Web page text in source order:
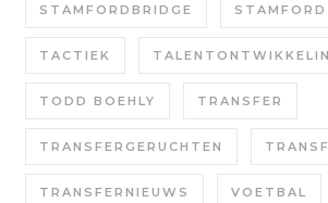
STAMFORDBRIDGE
TACTIEK
TODD BOEHLY TRANSFER
TRANSFERGERUCHTEN
TRANSFERNIEUWS VOETBAL